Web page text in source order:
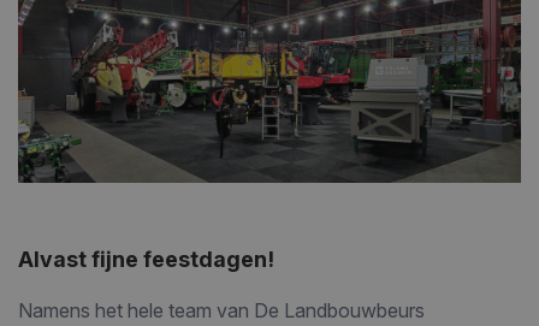
Alvast fijne feestdagen!
Namens het hele team van De Landbouwbeurs